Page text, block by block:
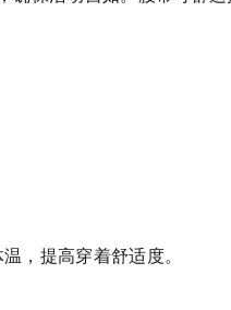
，提高穿着舒适度。